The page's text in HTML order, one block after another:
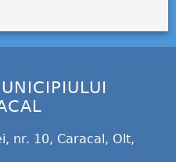
nr. 10, Caracal, Olt,